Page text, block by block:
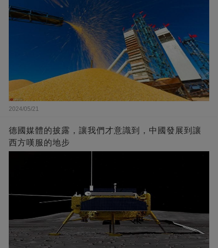
2024/05/21
德國媒體的披露，讓我們才意識到，中國發展到讓
西方嘆服的地步